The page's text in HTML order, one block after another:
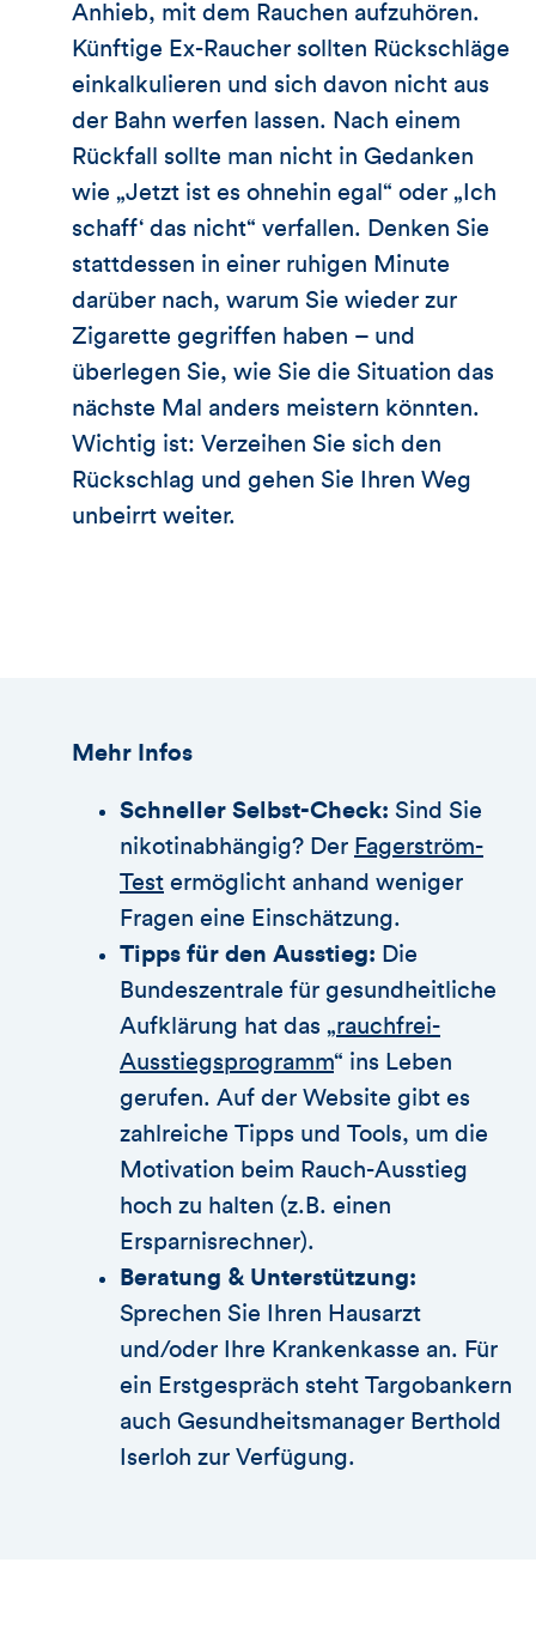
Anhieb, mit dem Rauchen aufzuhören.
Künftige Ex-Raucher sollten Rückschläge
einkalkulieren und sich davon nicht aus
der Bahn werfen lassen. Nach einem
Rückfall sollte man nicht in Gedanken
wie „Jetzt ist es ohnehin egal“ oder „Ich
schaff‘ das nicht“ verfallen. Denken Sie
stattdessen in einer ruhigen Minute
darüber nach, warum Sie wieder zur
Zigarette gegriffen haben – und
überlegen Sie, wie Sie die Situation das
nächste Mal anders meistern könnten.
Wichtig ist: Verzeihen Sie sich den
Rückschlag und gehen Sie Ihren Weg
unbeirrt weiter.
Mehr Infos
Schneller Selbst-Check: Sind Sie
nikotinabhängig? Der Fagerström-
Test ermöglicht anhand weniger
Fragen eine Einschätzung.
Tipps für den Ausstieg: Die
Bundeszentrale für gesundheitliche
Aufklärung hat das „rauchfrei-
Ausstiegsprogramm“ ins Leben
gerufen. Auf der Website gibt es
zahlreiche Tipps und Tools, um die
Motivation beim Rauch-Ausstieg
hoch zu halten (z.B. einen
Ersparnisrechner).
Beratung & Unterstützung:
Sprechen Sie Ihren Hausarzt
und/oder Ihre Krankenkasse an. Für
ein Erstgespräch steht Targobankern
auch Gesundheitsmanager Berthold
Iserloh zur Verfügung.